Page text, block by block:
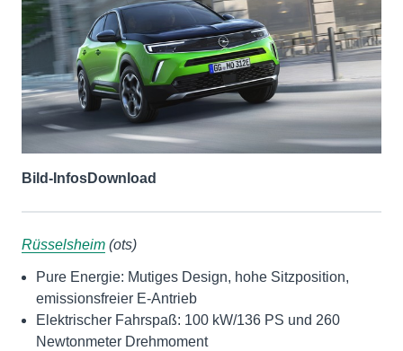
Bild-InfosDownload
Rüsselsheim (ots)
Pure Energie: Mutiges Design, hohe Sitzposition,
emissionsfreier E-Antrieb
Elektrischer Fahrspaß: 100 kW/136 PS und 260
Newtonmeter Drehmoment